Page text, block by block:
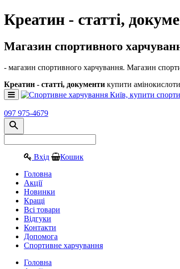
Креатин - статті,
Магазин спортивного
- магазин спортивного харчування. Магазин
Креатин - статті, документи купити
097 975-4679
Вхід Кошик
Головна
Акції
Новинки
Кращі
Всі товари
Відгуки
Контакти
Допомога
Спортивне харчування
Головна